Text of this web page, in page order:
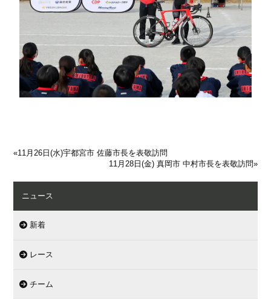
«11月26日(水)宇都宮市 佐藤市長を表敬訪問
11月28日(金) 真岡市 中村市長を表敬訪問»
ニュース
新着
レース
チーム